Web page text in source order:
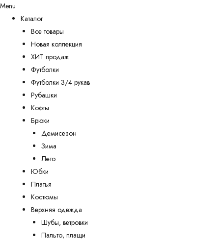
Menu
Каталог
Все товары
Новая коллекция
ХИТ продаж
Футболки
Футболки 3/4 рукав
Рубашки
Кофты
Брюки
Демисезон
Зима
Лето
Юбки
Платья
Костюмы
Верхняя одежда
Шубы, ветровки
Пальто, плащи